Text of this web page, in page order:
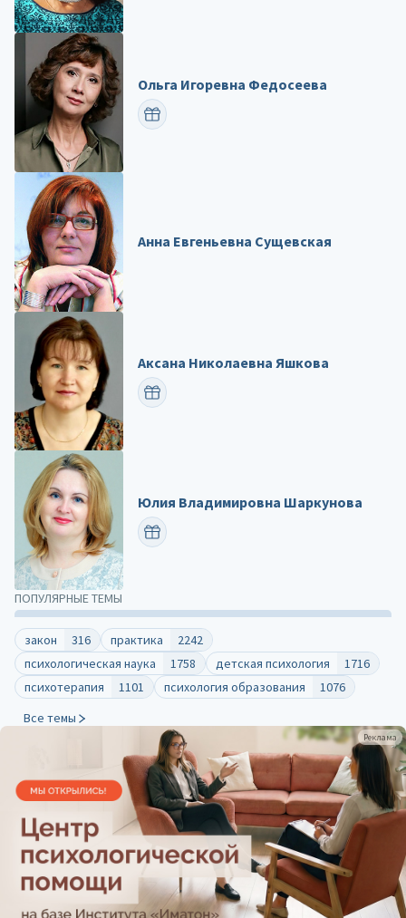
Реклама
ПОПУЛЯРНЫЕ ТЕМЫ
закон 316 практика
2242
психологическая наука
1758 детская психология
1716
психотерапия
1101 психология образования
1076
Все темы
Ольга Игоревна Федосеева
ПОЗДРАВИТЬ
Анна Евгеньевна Сущевская
Аксана Николаевна Яшкова
ПОЗДРАВИТЬ
Юлия Владимировна Шаркунова
ПОЗДРАВИТЬ